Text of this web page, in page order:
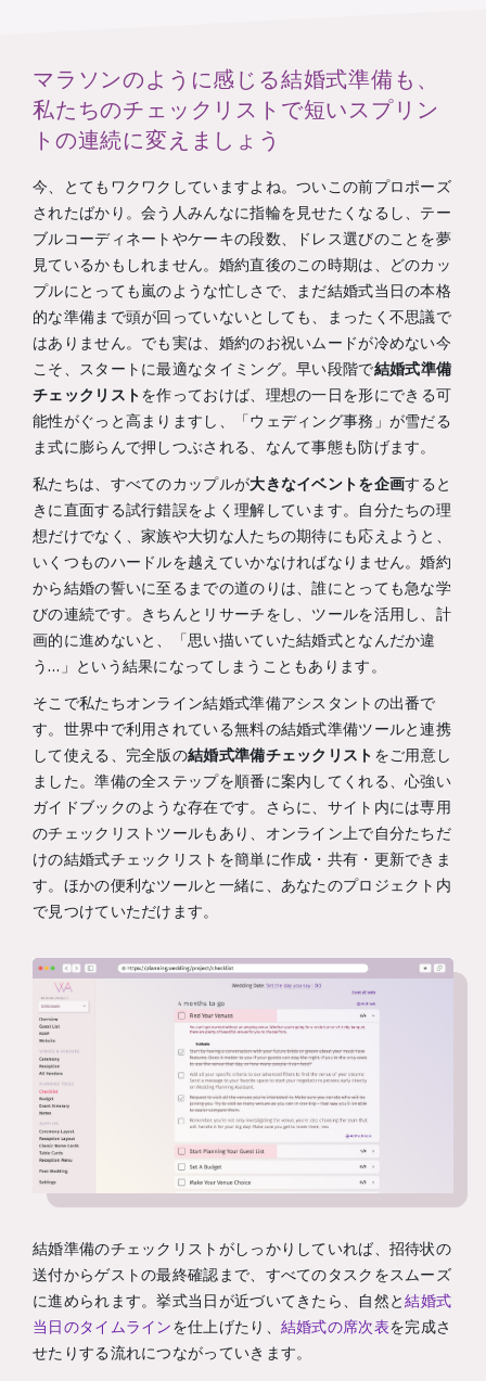
マラソンのように感じる結婚式準備も、
私たちのチェックリストで短いスプリン
トの連続に変えましょう
今、とてもワクワクしていますよね。ついこの前プロポーズ
されたばかり。会う人みんなに指輪を見せたくなるし、テー
ブルコーディネートやケーキの段数、ドレス選びのことを夢
見ているかもしれません。婚約直後のこの時期は、どのカッ
プルにとっても嵐のような忙しさで、まだ結婚式当日の本格
的な準備まで頭が回っていないとしても、まったく不思議で
はありません。でも実は、婚約のお祝いムードが冷めない今
こそ、スタートに最適なタイミング。早い段階で結婚式準備
チェックリストを作っておけば、理想の一日を形にできる可
能性がぐっと高まりますし、「ウェディング事務」が雪だる
ま式に膨らんで押しつぶされる、なんて事態も防げます。
私たちは、すべてのカップルが大きなイベントを企画すると
きに直面する試行錯誤をよく理解しています。自分たちの理
想だけでなく、家族や大切な人たちの期待にも応えようと、
いくつものハードルを越えていかなければなりません。婚約
から結婚の誓いに至るまでの道のりは、誰にとっても急な学
びの連続です。きちんとリサーチをし、ツールを活用し、計
画的に進めないと、「思い描いていた結婚式となんだか違
う…」という結果になってしまうこともあります。
そこで私たちオンライン結婚式準備アシスタントの出番で
す。世界中で利用されている無料の結婚式準備ツールと連携
して使える、完全版の結婚式準備チェックリスト をご用意し
ました。準備の全ステップを順番に案内してくれる、心強い
ガイドブックのような存在です。さらに、サイト内には専用
のチェックリストツールもあり、オンライン上で自分たちだ
けの結婚式チェックリストを簡単に作成・共有・更新できま
す。ほかの便利なツールと一緒に、あなたのプロジェクト内
で見つけていただけます。
結婚準備のチェックリストがしっかりしていれば、招待状の
送付からゲストの最終確認まで、すべてのタスクをスムーズ
に進められます。挙式当日が近づいてきたら、自然と結婚式
当日のタイムラインを仕上げたり、 結婚式の席次表を完成さ
せたりする流れにつながっていきます。